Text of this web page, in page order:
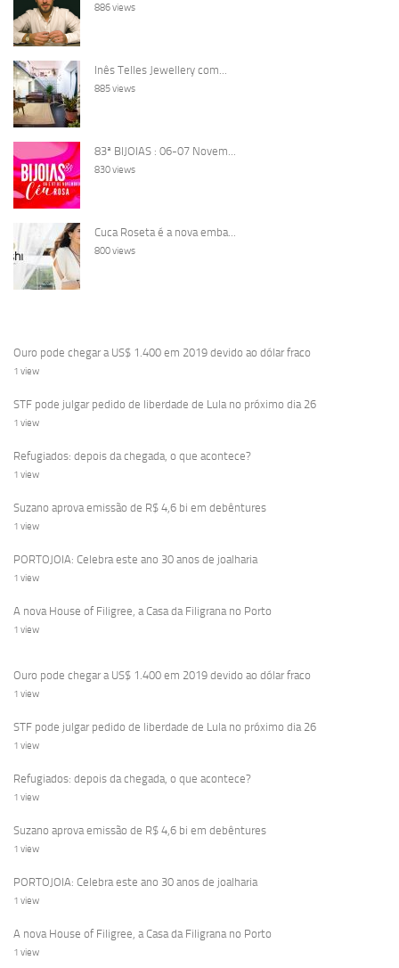
886 views
Inês Telles Jewellery com...
885 views
83ª BIJOIAS : 06-07 Novem...
830 views
Cuca Roseta é a nova emba...
800 views
Ouro pode chegar a US$ 1.400 em 2019 devido ao dólar fraco
1 view
STF pode julgar pedido de liberdade de Lula no próximo dia 26
1 view
Refugiados: depois da chegada, o que acontece?
1 view
Suzano aprova emissão de R$ 4,6 bi em debêntures
1 view
PORTOJOIA: Celebra este ano 30 anos de joalharia
1 view
A nova House of Filigree, a Casa da Filigrana no Porto
1 view
Ouro pode chegar a US$ 1.400 em 2019 devido ao dólar fraco
1 view
STF pode julgar pedido de liberdade de Lula no próximo dia 26
1 view
Refugiados: depois da chegada, o que acontece?
1 view
Suzano aprova emissão de R$ 4,6 bi em debêntures
1 view
PORTOJOIA: Celebra este ano 30 anos de joalharia
1 view
A nova House of Filigree, a Casa da Filigrana no Porto
1 view